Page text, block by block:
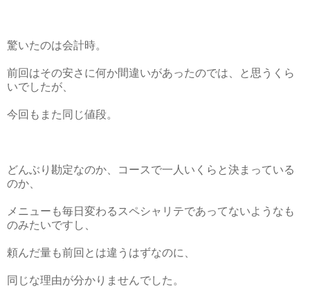
驚いたのは会計時。
前回はその安さに何か間違いがあったのでは、と思うくら
いでしたが、
今回もまた同じ値段。
どんぶり勘定なのか、コースで一人いくらと決まっている
のか、
メニューも毎日変わるスペシャリテであってないようなも
のみたいですし、
頼んだ量も前回とは違うはずなのに、
同じな理由が分かりませんでした。